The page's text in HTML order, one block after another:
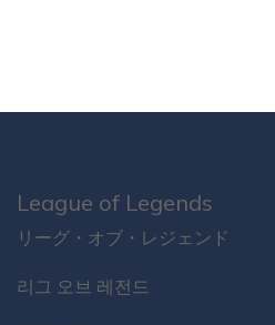
League of Legends
リーグ・オブ・レジェンド
리그 오브 레전드